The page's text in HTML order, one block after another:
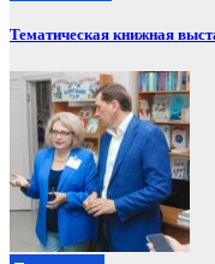
Тематическая книжная